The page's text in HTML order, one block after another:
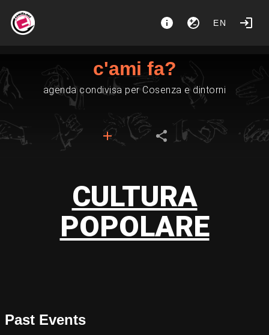
EN
c'ami fa?
agenda condivisa per Cosenza e dintorni
CULTURA
POPOLARE
Past Events